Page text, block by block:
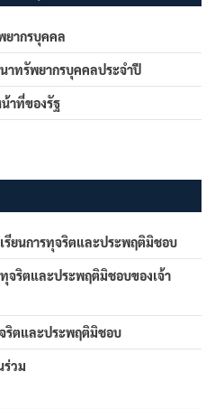
ยากรบุคคล
าทรัพยากรบุคคลประจำปี
าที่ของรัฐ
รียนการทุจริตและประพฤติมิชอบ
ทุจริตและประพฤติมิชอบของเจ้า
ริตและประพฤติมิชอบ
ร่วม